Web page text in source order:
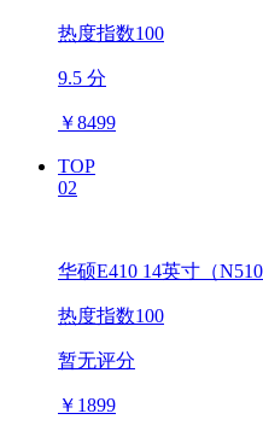
热度指数100
9.5 分
￥8499
TOP
02
华硕E410 14英寸（
热度指数100
暂无评分
￥ 1899